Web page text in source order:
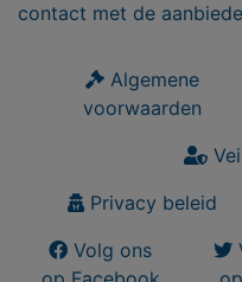
contact met de
Algemene
voorwaarden
Privacy beleid
Volg ons